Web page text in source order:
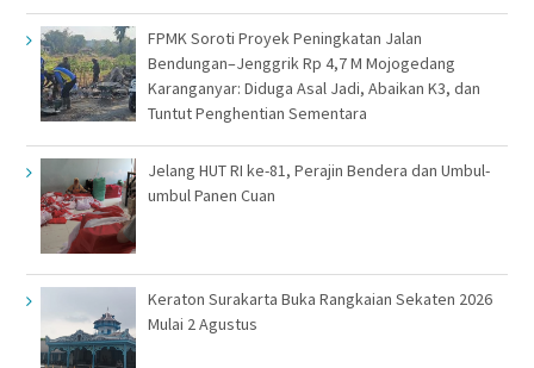
FPMK Soroti Proyek Peningkatan Jalan
Bendungan–Jenggrik Rp 4,7 M Mojogedang
Karanganyar: Diduga Asal Jadi, Abaikan K3, dan
Tuntut Penghentian Sementara
Jelang HUT RI ke-81, Perajin Bendera dan Umbul-
umbul Panen Cuan
Keraton Surakarta Buka Rangkaian Sekaten 2026
Mulai 2 Agustus